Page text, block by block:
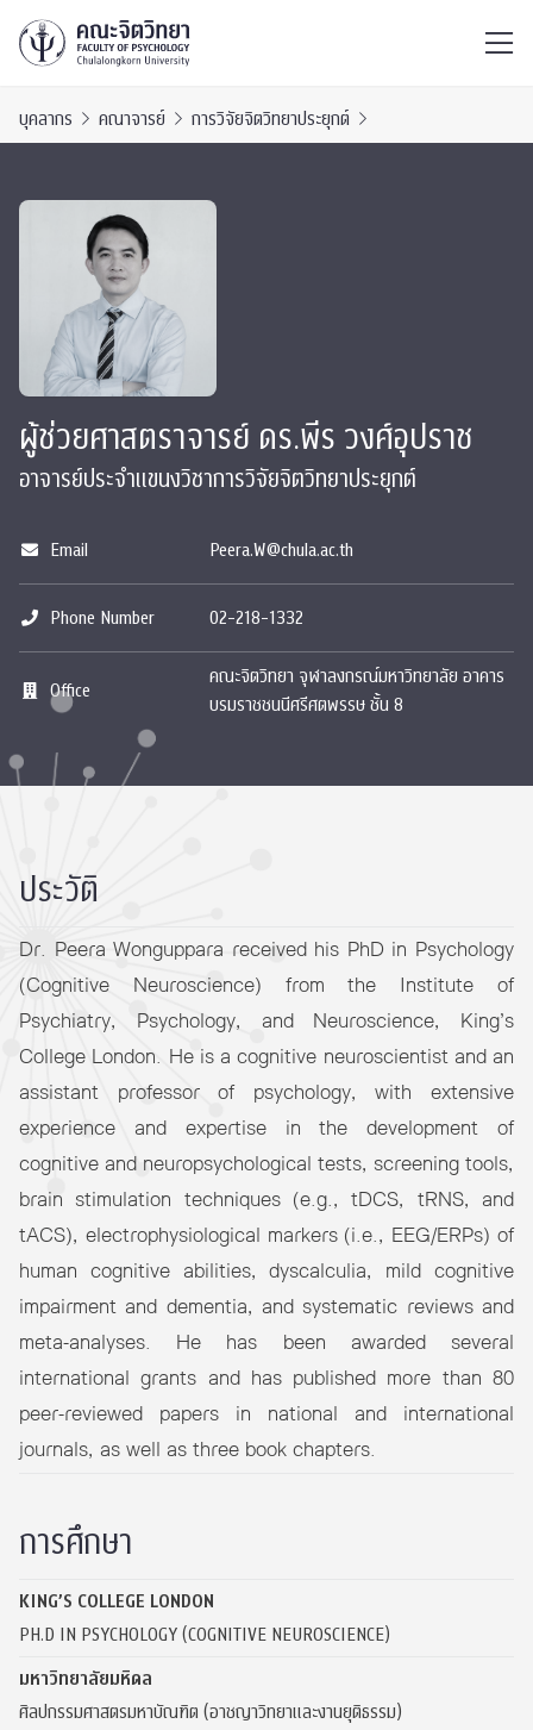
บุคลากร คณาจารย์ การวิจัยจิตวิทยาประยุกต์
ผู้ช่วยศาสตราจารย์ ดร.พีร วงศ์อุปราช
อาจารย์ประจำแขนงวิชาการวิจัยจิตวิทยาประยุกต์
Email Peera.W@chula.ac.th
Phone Number 02-218-1332
Office
คณะจิตวิทยา จุฬาลงกรณ์มหาวิทยาลัย อาคาร
บรมราชชนนีศรีศตพรรษ ชั้น 8
ประวัติ
Dr. Peera Wonguppara received his PhD in Psychology
(Cognitive Neuroscience) from the Institute of
Psychiatry, Psychology, and Neuroscience, King’s
College London. He is a cognitive neuroscientist and an
assistant professor of psychology, with extensive
experience and expertise in the development of
cognitive and neuropsychological tests, screening tools,
brain stimulation techniques (e.g., tDCS, tRNS, and
tACS), electrophysiological markers (i.e., EEG/ERPs) of
human cognitive abilities, dyscalculia, mild cognitive
impairment and dementia, and systematic reviews and
meta-analyses. He has been awarded several
international grants and has published more than 80
peer-reviewed papers in national and international
journals, as well as three book chapters.
การศึกษา
KING’S COLLEGE LONDON
PH.D IN PSYCHOLOGY (COGNITIVE NEUROSCIENCE)
มหาวิทยาลัยมหิดล
ศิลปกรรมศาสตรมหาบัณฑิต (อาชญาวิทยาและงานยุติธรรม)